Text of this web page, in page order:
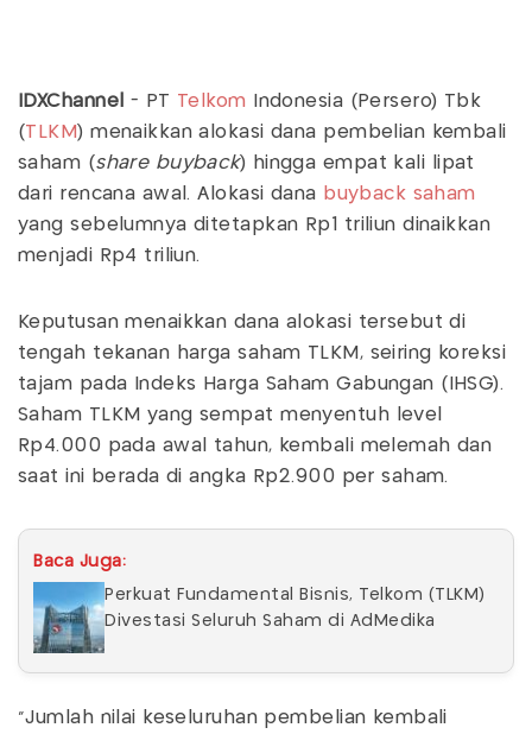
IDXChannel - PT Telkom
Indonesia (Persero) Tbk
(TLKM ) menaikkan alokasi dana pembelian kembali
saham (share buyback) hingga empat kali lipat
dari rencana awal. Alokasi dana buyback saham
yang sebelumnya ditetapkan Rp1 triliun dinaikkan
menjadi Rp4 triliun.
Keputusan menaikkan dana alokasi tersebut di
tengah tekanan harga saham TLKM, seiring koreksi
tajam pada Indeks Harga Saham Gabungan (IHSG).
Saham TLKM yang sempat menyentuh level
Rp4.000 pada awal tahun, kembali melemah dan
saat ini berada di angka Rp2.900 per saham.
Baca Juga:
Perkuat Fundamental Bisnis, Telkom (TLKM)
Divestasi Seluruh Saham di AdMedika
"Jumlah nilai keseluruhan pembelian kembali